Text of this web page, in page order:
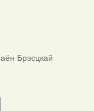
Брэсцкай
Copy